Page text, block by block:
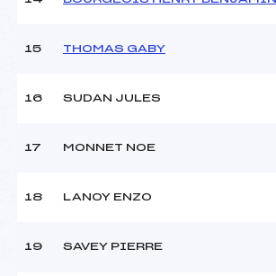
15 THOMAS GABY
16 SUDAN JULES
17 MONNET NOE
18 LANOY ENZO
19 SAVEY PIERRE